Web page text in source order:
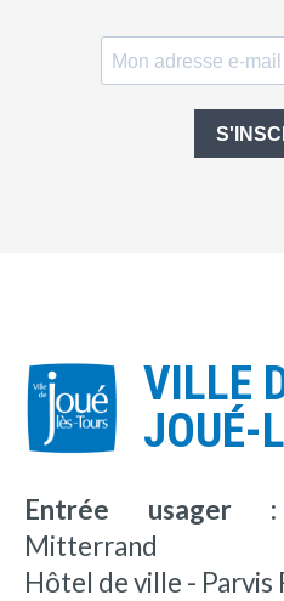
VILLE
JOUÉ-
Entrée usager :
Mitterrand
Hôtel de ville - Parvis